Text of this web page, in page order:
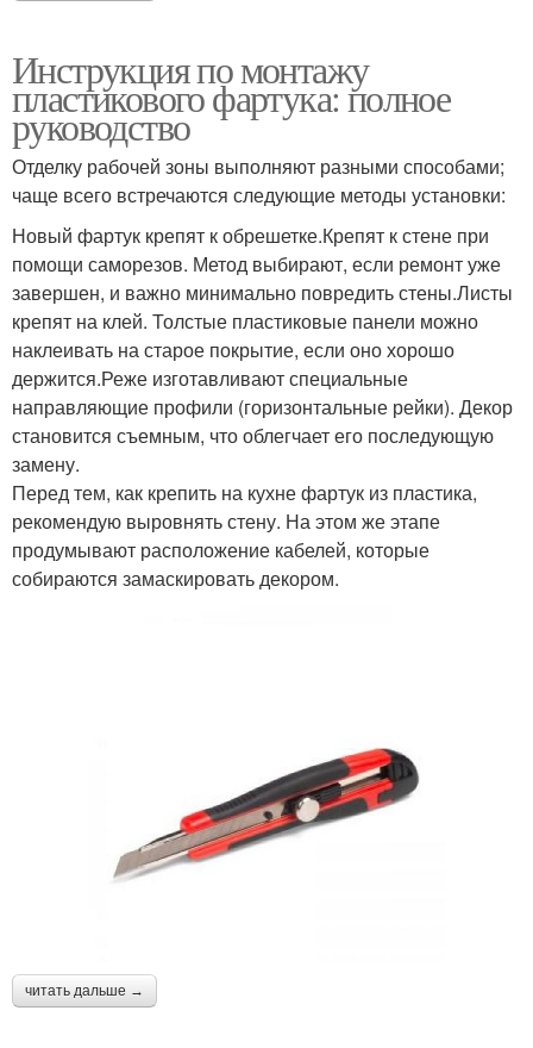
Инструкция по монтажу
пластикового фартука: полное
руководство
Отделку рабочей зоны выполняют разными способами;
чаще всего встречаются следующие методы установки:
Новый фартук крепят к обрешетке.Крепят к стене при
помощи саморезов. Метод выбирают, если ремонт уже
завершен, и важно минимально повредить стены.Листы
крепят на клей. Толстые пластиковые панели можно
наклеивать на старое покрытие, если оно хорошо
держится.Реже изготавливают специальные
направляющие профили (горизонтальные рейки). Декор
становится съемным, что облегчает его последующую
замену.
Перед тем, как крепить на кухне фартук из пластика,
рекомендую выровнять стену. На этом же этапе
продумывают расположение кабелей, которые
собираются замаскировать декором.
читать дальше →